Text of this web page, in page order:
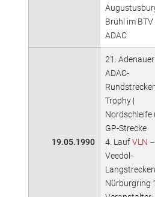
Brühl im BTV
ADAC
19.05.1990
21. Adenauer
ADAC-
Trophy |
Nordschleife
GP-Strecke
4. LaufVLN –
Veedol-
Nürburgring